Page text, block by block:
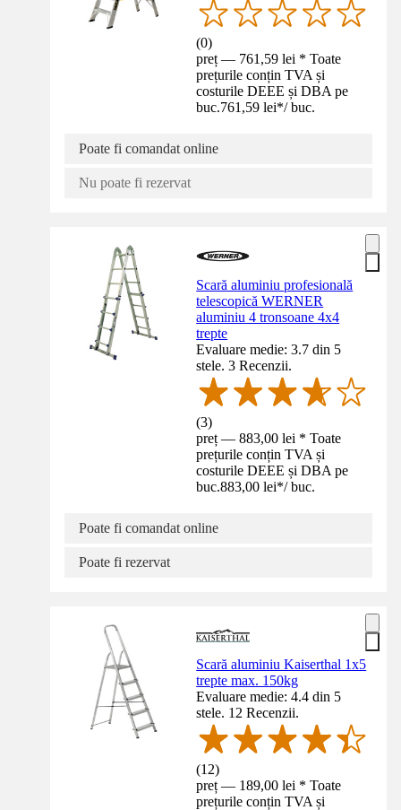
(0)
preț — 761,59 lei * Toate
prețurile conțin TVA și
costurile DEEE și DBA pe
buc.761,59 lei*/ buc.
Poate fi comandat online
Nu poate fi rezervat
Scară aluminiu profesională
telescopică WERNER
aluminiu 4 tronsoane 4x4
trepte
Evaluare medie: 3.7 din 5
stele. 3 Recenzii.
(3)
preț — 883,00 lei * Toate
prețurile conțin TVA și
costurile DEEE și DBA pe
buc.883,00 lei*/ buc.
Poate fi comandat online
Poate fi rezervat
Scară aluminiu Kaiserthal 1x5
trepte max. 150kg
Evaluare medie: 4.4 din 5
stele. 12 Recenzii.
(12)
preț — 189,00 lei * Toate
prețurile conțin TVA și